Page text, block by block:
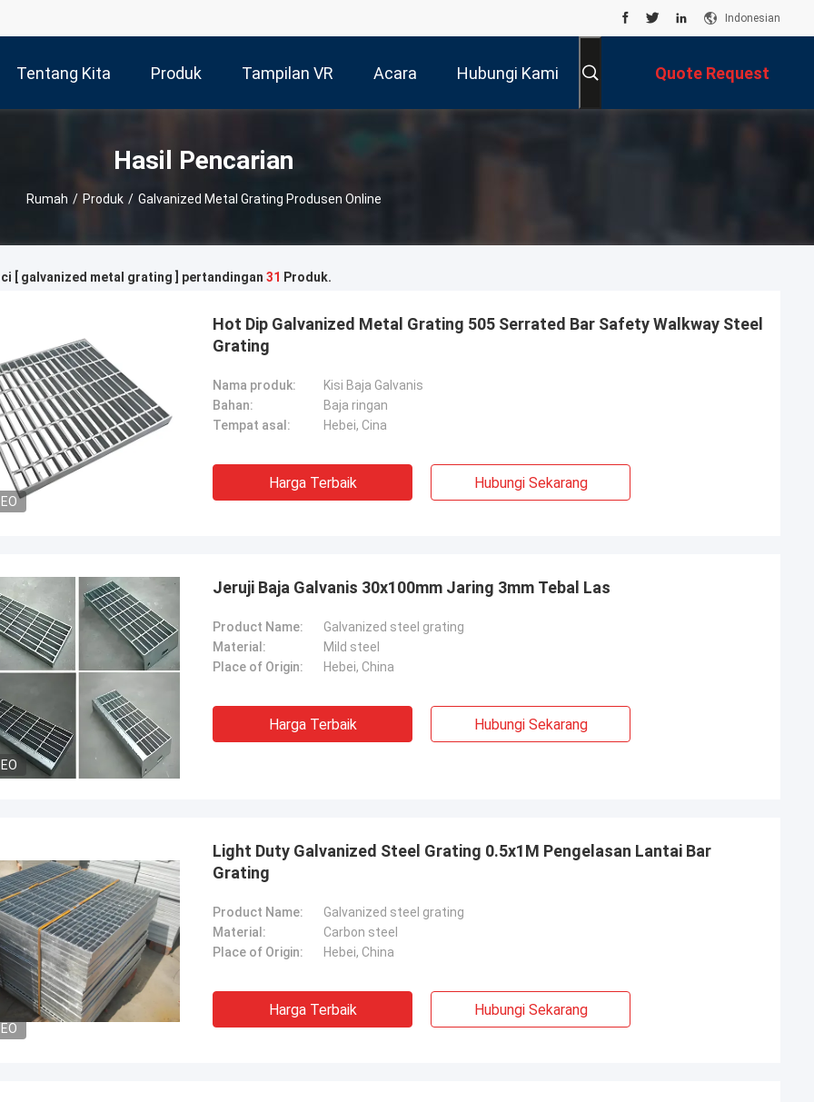
Indonesian
Tentang Kita Produk Tampilan VR Acara Hubungi Kami Quote Request
Hasil Pencarian
Rumah / Produk / Galvanized Metal Grating Produsen Online
tom
Abudullah
[ galvanized metal grating ] pertandingan 31 Produk.
Hot Dip Galvanized Metal Grating 505 Serrated Bar Safety Walkway Steel
Grating
Nama produk:
Kisi Baja Galvanis
Bahan:
Baja ringan
Tempat asal:
Hebei, Cina
Harga Terbaik Hubungi Sekarang
Jeruji Baja Galvanis 30x100mm Jaring 3mm Tebal Las
Product Name:
Galvanized steel grating
Material:
Mild steel
Place of Origin:
Hebei, China
Harga Terbaik Hubungi Sekarang
Light Duty Galvanized Steel Grating 0.5x1M Pengelasan Lantai Bar
Grating
Product Name:
Galvanized steel grating
Material:
Carbon steel
Place of Origin:
Hebei, China
Harga Terbaik Hubungi Sekarang